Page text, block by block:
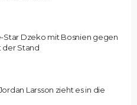
Star Dzeko mit Bosnien gegen
der Stand
Larsson zieht es in die